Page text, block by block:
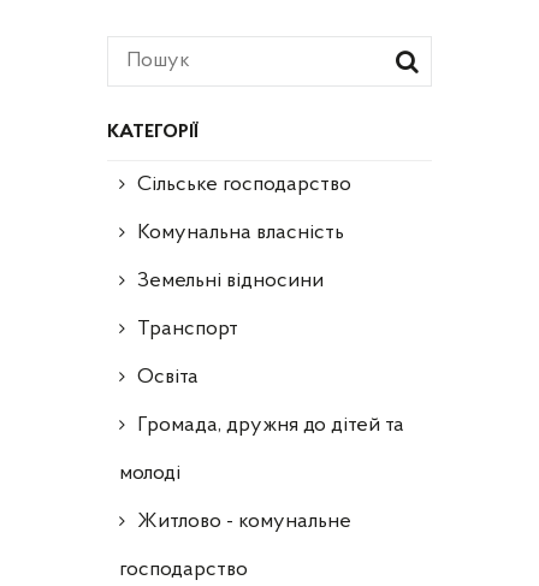
КАТЕГОРІЇ
Сільське господарство
Комунальна власність
Земельні відносини
Транспорт
Освіта
Громада, дружня до дітей та
молоді
Житлово - комунальне
господарство